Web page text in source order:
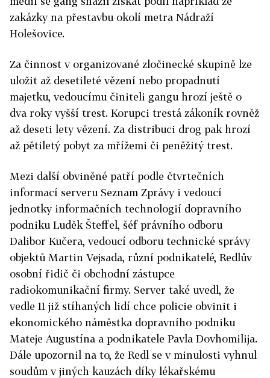
zakázky na přestavbu okolí metra Nádraží
Holešovice.
Za činnost v organizované zločinecké skupině lze
uložit až desetileté vězení nebo propadnutí
majetku, vedoucímu činiteli gangu hrozí ještě o
dva roky vyšší trest. Korupci trestá zákoník rovněž
až deseti lety vězení. Za distribuci drog pak hrozí
až pětiletý pobyt za mřížemi či peněžitý trest.
Mezi další obviněné patří podle čtvrtečních
informací serveru Seznam Zprávy i vedoucí
jednotky informačních technologií dopravního
podniku Luděk Šteffel, šéf právního odboru
Dalibor Kučera, vedoucí odboru technické správy
objektů Martin Vejsada, různí podnikatelé, Redlův
osobní řidič či obchodní zástupce
radiokomunikační firmy. Server také uvedl, že
vedle 11 již stíhaných lidí chce policie obvinit i
ekonomického náměstka dopravního podniku
Mateje Augustína a podnikatele Pavla Dovhomilija.
Dále upozornil na to, že Redl se v minulosti vyhnul
soudům v jiných kauzách díky lékařskému